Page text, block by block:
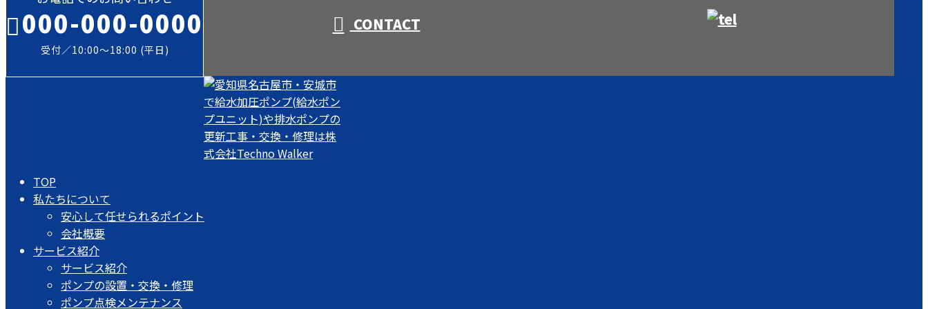
000-000-0000
受付／10:00～18:00 (平日)
CONTACT
TOP
私たちについて
安心して任せられるポイント
会社概要
サービス紹介
サービス紹介
ポンプの設置・交換・修理
ポンプ点検メンテナンス